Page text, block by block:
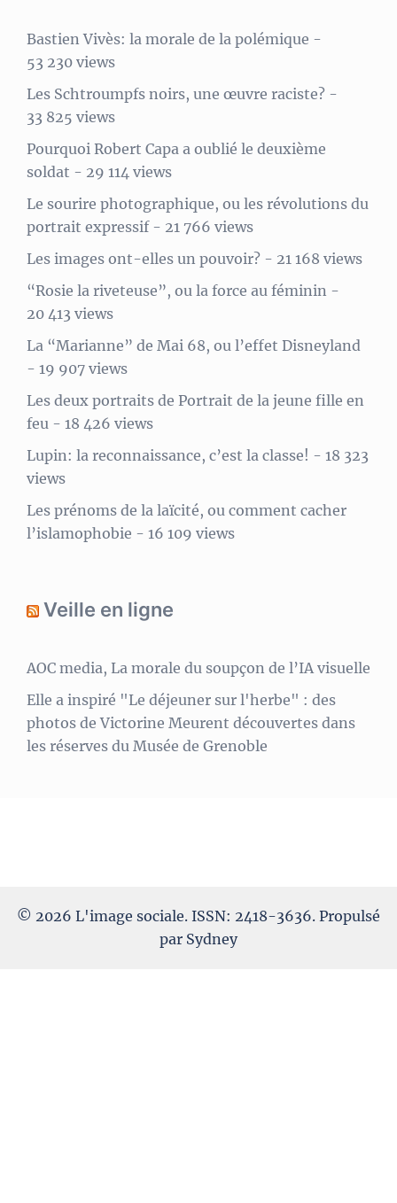
Bastien Vivès: la morale de la polémique -
53 230 views
Les Schtroumpfs noirs, une œuvre raciste? -
33 825 views
Pourquoi Robert Capa a oublié le deuxième
soldat - 29 114 views
Le sourire photographique, ou les révolutions du
portrait expressif- 21 766 views
Les images ont-elles un pouvoir? - 21 168 views
“Rosie la riveteuse”, ou la force au féminin -
20 413 views
La “Marianne” de Mai 68, ou l’effet Disneyland
- 19 907 views
Les deux portraits de Portrait de la jeune fille en
feu - 18 426 views
Lupin: la reconnaissance, c’est la classe! - 18 323
views
Les prénoms de la laïcité, ou comment cacher
l’islamophobie - 16 109 views
Veille en ligne
AOC media, La morale du soupçon de l’IA visuelle
Elle a inspiré "Le déjeuner sur l'herbe" : des
photos de Victorine Meurent découvertes dans
les réserves du Musée de Grenoble
© 2026 L'image sociale. ISSN: 2418-3636. Propulsé
par Sydney